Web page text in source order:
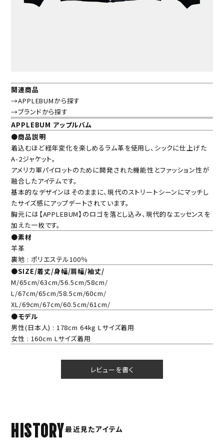
関連商品
→APPLEBUMから探す
→ブランドから探す
APPLEBUM アップルバム
●商品説明
着込むほど経年変化を楽しめるラム革を使用し、シックに仕上げた
A-2ジャケット。
アメリカ軍パイロットのために開発された機能性とファッション性が
融合したアイテムです。
基本的なデザインはそのままに、現代のストリートシーンにマッチし
たサイズ感にアップデートされています。
胸元には【APPLEBUM】のロゴを落とし込み、現代的なエッセンスを
加えた一枚です。
●素材
羊革
裏地 : ポリエステル100％
●SIZE/着丈/身幅/肩幅/袖丈/
M/65cm/63cm/56.5cm/58cm/
L/67cm/65cm/58.5cm/60cm/
XL/69cm/67cm/60.5cm/61cm/
●モデル
男性(日本人) : 178cm 64kg Lサイズ着用
女性 : 160cm Lサイズ着用
レビューを書く
HISTORY最近見たアイテム